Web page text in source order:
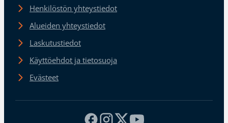
Henkilöstön yhteystiedot
Alueiden yhteystiedot
Laskutustiedot
Käyttöehdot ja tietosuoja
Evästeet